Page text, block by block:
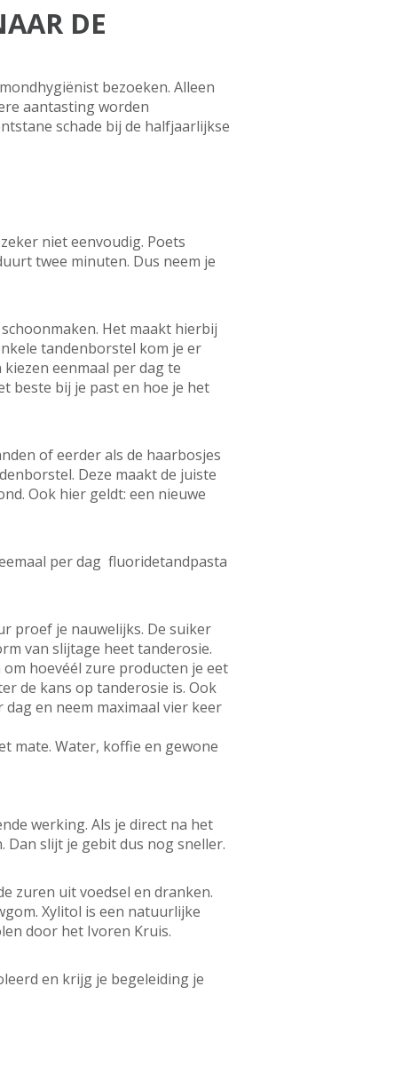
DE
bezoeken. Alleen
aantasting worden
schade bij de halfjaarlijkse
niet eenvoudig. Poets
twee minuten. Dus neem je
Het maakt hierbij
tandenborstel kom je er
eenmaal per dag te
beste bij je past en hoe je het
of eerder als de haarbosjes
Deze maakt de juiste
Ook hier geldt: een nieuwe
per dag fluoridetandpasta
proef je nauwelijks. De suiker
van slijtage heet tanderosie.
hoevéél zure producten je eet
de kans op tanderosie is. Ook
en neem maximaal vier keer
mate. Water, koffie en gewone
werking. Als je direct na het
slijt je gebit dus nog sneller.
zuren uit voedsel en dranken.
Xylitol is een natuurlijke
door het Ivoren Kruis.
en krijg je begeleiding je